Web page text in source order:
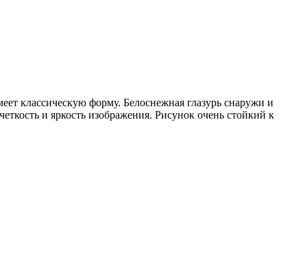
классическую форму. Белоснежная глазурь снаружи и
и яркость изображения. Рисунок очень стойкий к